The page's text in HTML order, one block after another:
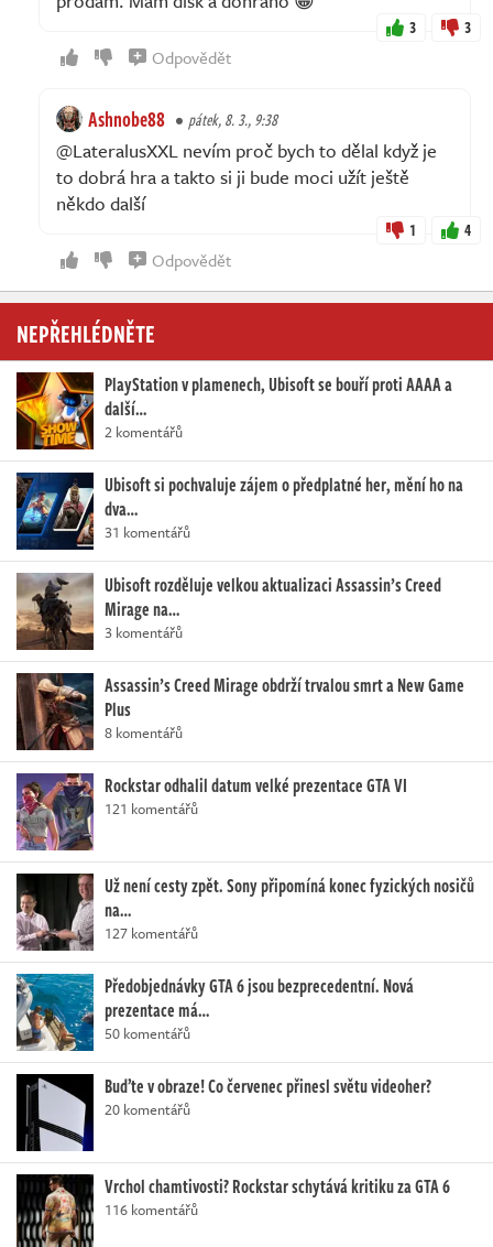
3 3
Odpovědět
Ashnobe88 pátek, 8. 3., 9:38
@LateralusXXL nevím proč bych to dělal když je
to dobrá hra a takto si ji bude moci užít ještě
někdo další
1 4
Odpovědět
NEPŘEHLÉDNĚTE
PlayStation v plamenech, Ubisoft se bouří proti AAAA a
další…
2 komentářů
Ubisoft si pochvaluje zájem o předplatné her, mění ho na
dva…
31 komentářů
Ubisoft rozděluje velkou aktualizaci Assassin’s Creed
Mirage na…
3 komentářů
Assassin’s Creed Mirage obdrží trvalou smrt a New Game
Plus
8 komentářů
Rockstar odhalil datum velké prezentace GTA VI
121 komentářů
Už není cesty zpět. Sony připomíná konec fyzických nosičů
na…
127 komentářů
Předobjednávky GTA 6 jsou bezprecedentní. Nová
prezentace má…
50 komentářů
Buďte v obraze! Co červenec přinesl světu videoher?
20 komentářů
Vrchol chamtivosti? Rockstar schytává kritiku za GTA 6
116 komentářů